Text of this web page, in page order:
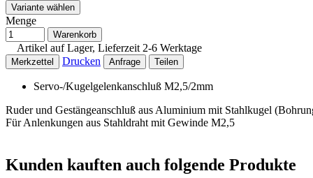
Variante wählen
Menge
Warenkorb
Artikel auf Lager, Lieferzeit 2-6 Werktage
Merkzettel Drucken Anfrage Teilen
Servo-/Kugelgelenkanschluß M2,5/2mm
Ruder und Gestängeanschluß aus Aluminium mit Stahlkugel
Für Anlenkungen aus Stahldraht mit Gewinde M2,5
Kunden kauften auch folgende Produkte